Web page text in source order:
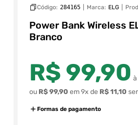
Código: 284165 Marca: ELG
Power Bank Wireless
Branco
R$ 99,90
ou R$99,90 em9x de R$11,10
Formas de pagamento